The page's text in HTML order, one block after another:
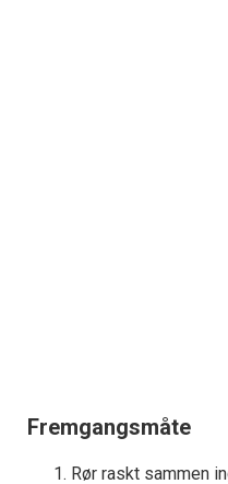
Fremgangsmåte
Rør raskt sammen